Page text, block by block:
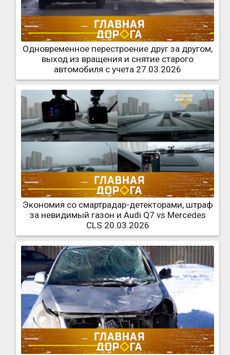
Одновременное перестроение друг за другом,
выход из вращения и снятие старого
автомобиля с учета 27.03.2026
Экономия со смартрадар-детекторами, штраф
за невидимый газон и Audi Q7 vs Mercedes
CLS 20.03.2026